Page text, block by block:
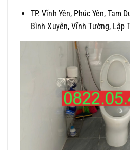
TP. Vĩnh Yên, Phúc Yên, Tam
Bình Xuyên, Vĩnh Tường, Lập